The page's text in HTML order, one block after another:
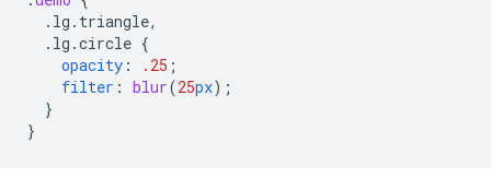
.lg.triangle,
.lg.circle {
opacity : .25 ;
filter : blur(25px);
}
}